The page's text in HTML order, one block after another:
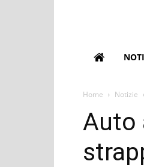
Home Notizie
Auto